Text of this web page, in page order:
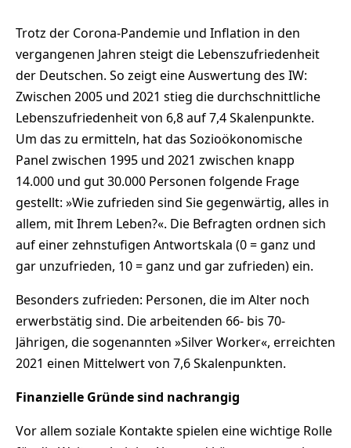
Trotz der Corona-Pandemie und Inflation in den
vergangenen Jahren steigt die Lebenszufriedenheit
der Deutschen. So zeigt eine Auswertung des IW:
Zwischen 2005 und 2021 stieg die durchschnittliche
Lebenszufriedenheit von 6,8 auf 7,4 Skalenpunkte.
Um das zu ermitteln, hat das Sozioökonomische
Panel zwischen 1995 und 2021 zwischen knapp
14.000 und gut 30.000 Personen folgende Frage
gestellt: »Wie zufrieden sind Sie gegenwärtig, alles in
allem, mit Ihrem Leben?«. Die Befragten ordnen sich
auf einer zehnstufigen Antwortskala (0 = ganz und
gar unzufrieden, 10 = ganz und gar zufrieden) ein.
Besonders zufrieden: Personen, die im Alter noch
erwerbstätig sind. Die arbeitenden 66- bis 70-
Jährigen, die sogenannten »Silver Worker«, erreichten
2021 einen Mittelwert von 7,6 Skalenpunkten.
Finanzielle Gründe sind nachrangig
Vor allem soziale Kontakte spielen eine wichtige Rolle